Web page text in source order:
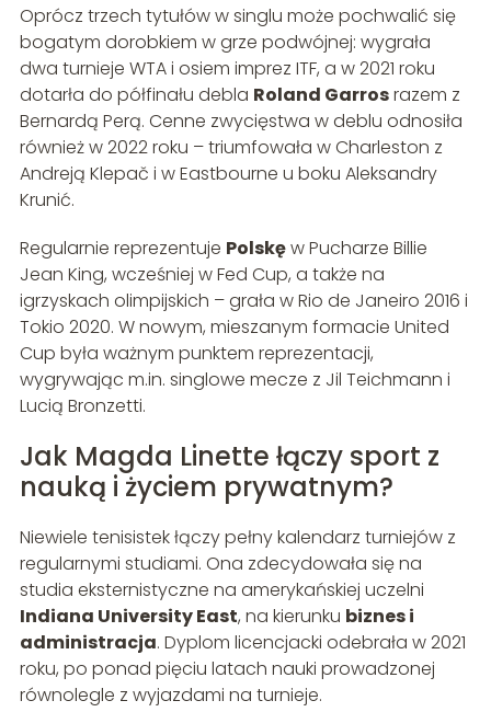
Oprócz trzech tytułów w singlu może pochwalić się
bogatym dorobkiem w grze podwójnej: wygrała
dwa turnieje WTA i osiem imprez ITF, a w 2021 roku
dotarła do półfinału debla Roland Garrosrazem z
Bernardą Perą. Cenne zwycięstwa w deblu odnosiła
również w 2022 roku – triumfowała w Charleston z
Andreją Klepač i w Eastbourne u boku Aleksandry
Krunić.
Regularnie reprezentuje Polskęw Pucharze Billie
Jean King, wcześniej w Fed Cup, a także na
igrzyskach olimpijskich – grała w Rio de Janeiro 2016 i
Tokio 2020. W nowym, mieszanym formacie United
Cup była ważnym punktem reprezentacji,
wygrywając m.in. singlowe mecze z Jil Teichmann i
Lucią Bronzetti.
Jak Magda Linette łączy sport z
nauką i życiem prywatnym?
Niewiele tenisistek łączy pełny kalendarz turniejów z
regularnymi studiami. Ona zdecydowała się na
studia eksternistyczne na amerykańskiej uczelni
Indiana University East, na kierunku biznes i
administracja. Dyplom licencjacki odebrała w 2021
roku, po ponad pięciu latach nauki prowadzonej
równolegle z wyjazdami na turnieje.